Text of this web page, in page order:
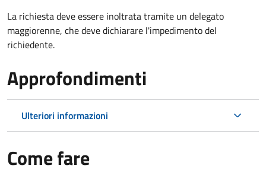
La richiesta deve essere inoltrata tramite un delegato
maggiorenne, che deve dichiarare l'impedimento del
richiedente.
Approfondimenti
Ulteriori informazioni
Come fare